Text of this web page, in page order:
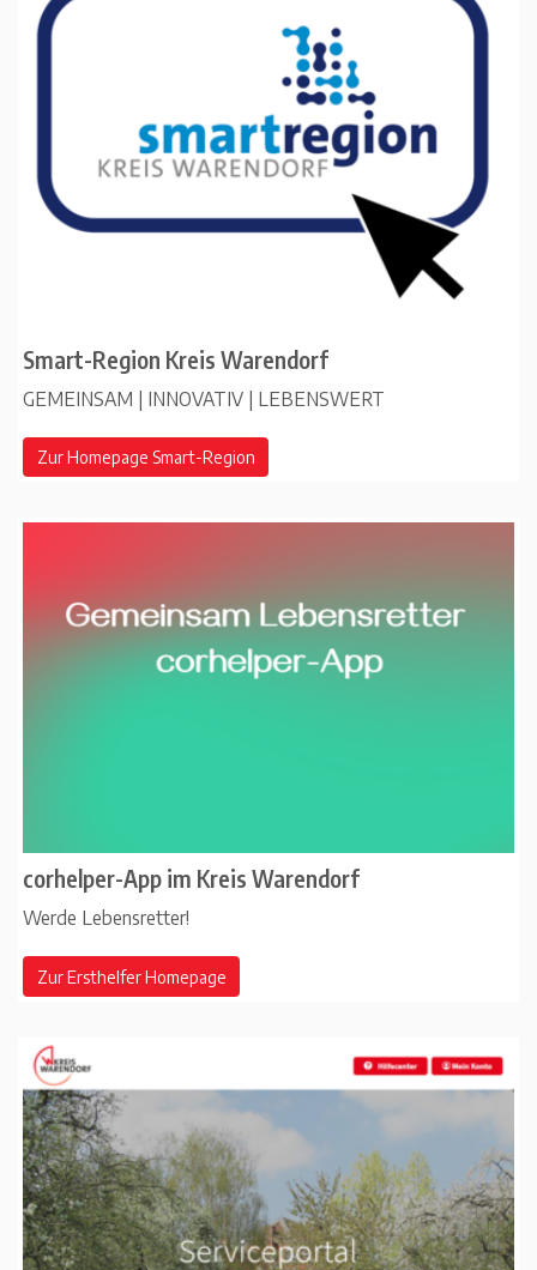
Smart-Region Kreis Warendorf
GEMEINSAM | INNOVATIV | LEBENSWERT
Zur Homepage Smart-Region
corhelper-App im Kreis Warendorf
Werde Lebensretter!
Zur Ersthelfer Homepage